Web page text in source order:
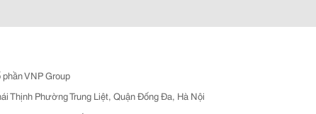
phần VNP Group
Thịnh Phường Trung Liệt, Quận Đống Đa, Hà Nội